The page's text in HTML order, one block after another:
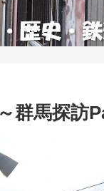
群馬探訪